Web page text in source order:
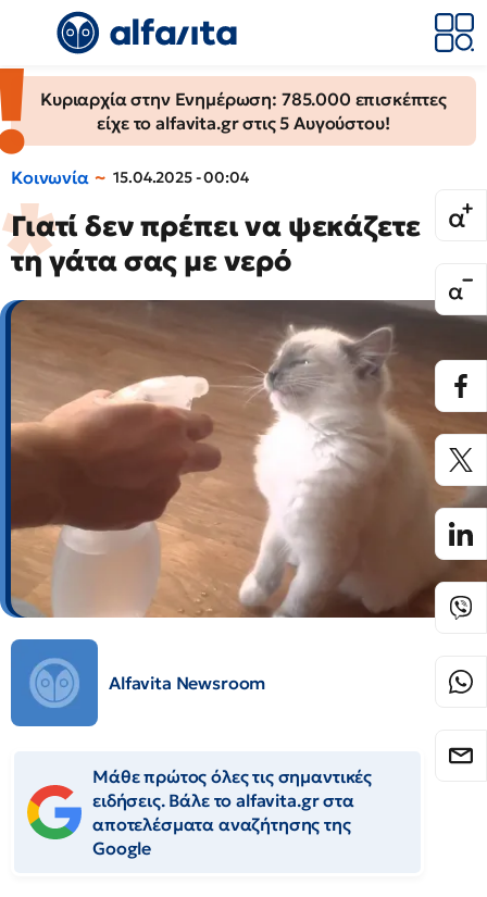
Κυριαρχία στην Ενημέρωση: 785.000 επισκέπτες
είχε το alfavita.gr στις 5 Αυγούστου!
Κοινωνία 15.04.2025 - 00:04
Γιατί δεν πρέπει να ψεκάζετε
τη γάτα σας με νερό
Alfavita Newsroom
Μάθε πρώτος όλες τις σημαντικές
ειδήσεις. Βάλε το alfavita.gr στα
αποτελέσματα αναζήτησης της
Google